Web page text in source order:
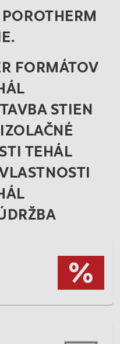
FORMÁTOV
STIEN
TEHÁL